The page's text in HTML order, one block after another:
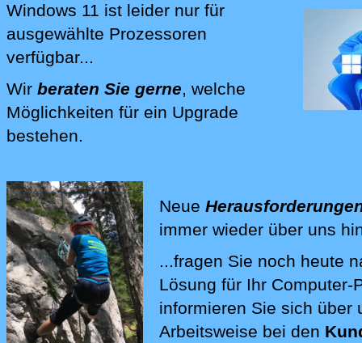
Windows 11 ist leider nur für
ausgewählte Prozessoren
verfügbar...
Wir beraten Sie gerne, welche
Möglichkeiten für ein Upgrade
bestehen.
Neue
immer wieder über uns
Wir lösen Ihre
...fragen Sie noch heute
Lösung für Ihr
informieren Sie sich über
Arbeitsweise bei den